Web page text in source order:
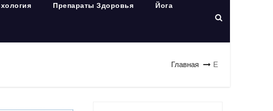
Препараты Здоровья Йога
Главная Е